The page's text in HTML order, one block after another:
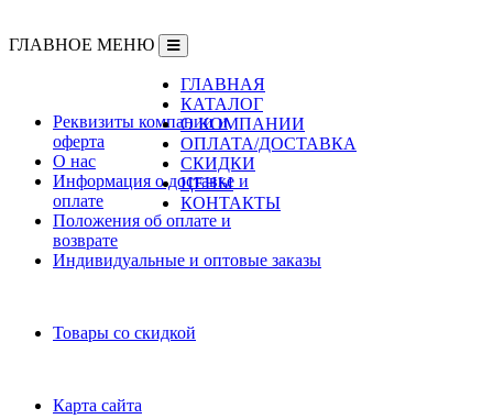
ГЛАВНОЕ МЕНЮ
ГЛАВНАЯ
КАТАЛОГ
О КОМПАНИИ
ОПЛАТА/ДОСТАВКА
СКИДКИ
ЦЕНЫ
КОНТАКТЫ
Реквизиты компании и
оферта
О нас
Информация о доставке и
оплате
Положения об оплате и
возврате
Индивидуальные и оптовые заказы
Товары со скидкой
Карта сайта